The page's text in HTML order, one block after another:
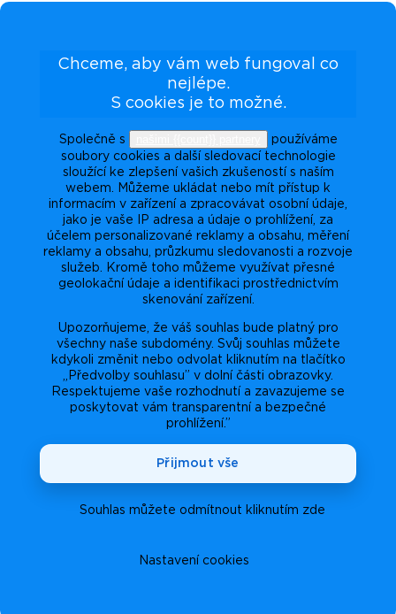
Chceme, aby vám web fungoval co
nejlépe.
S cookies je to možné.
Společně s
používáme
soubory cookies a další sledovací technologie
sloužící ke zlepšení vašich zkušeností s naším
webem. Můžeme ukládat nebo mít přístup k
informacím v zařízení a zpracovávat osobní údaje,
jako je vaše IP adresa a údaje o prohlížení, za
účelem personalizované reklamy a obsahu, měření
reklamy a obsahu, průzkumu sledovanosti a rozvoje
služeb. Kromě toho můžeme využívat přesné
geolokační údaje a identifikaci prostřednictvím
skenování zařízení.
Upozorňujeme, že váš souhlas bude platný pro
všechny naše subdomény. Svůj souhlas můžete
kdykoli změnit nebo odvolat kliknutím na tlačítko
„Předvolby souhlasu” v dolní části obrazovky.
Respektujeme vaše rozhodnutí a zavazujeme se
poskytovat vám transparentní a bezpečné
prohlížení.”
Nastavení cookies
Souhlas můžete odmítnout kliknutím zde
Přijmout vše